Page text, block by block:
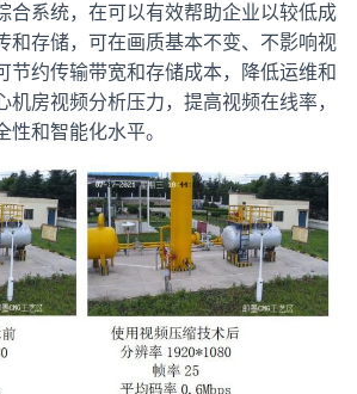
合系统，在可以有效帮助企业以较低成
和存储，可在画质基本不变、不影响视
节约传输带宽和存储成本，降低运维和
机房视频分析压力，提高视频在线率，
和智能化水平。